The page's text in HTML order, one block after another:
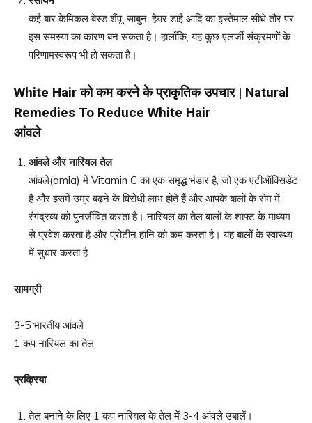
कई बार केमिकल बेस्ड शैंपू, साबुन, हेयर डाई आदि का इस्तेमाल सीधे तौर पर
इस समस्या का कारण बन सकता है। हालाँकि, यह कुछ एलर्जी संक्रमणों के
परिणामस्वरूप भी हो सकता है।
White Hairको कम करने के प्राकृतिक उपचार | Natural
Remedies To Reduce White Hair
आंवले
आंवले और नारियल तेल
आंवले(amla) में Vitamin C का एक समृद्ध भंडार है, जो एक एंटीऑक्सिडेंट
है और इसमें उम्र बढ़ने के विरोधी लाभ होते हैं और आपके बालों के रोम में
रंगद्रव्य को पुनर्जीवित करता है। नारियल का तेल बालों के शाफ्ट के माध्यम
से प्रवेश करता है और प्रोटीन हानि को कम करता है। यह बालों के स्वास्थ्य
में सुधार करता है
सामग्री
3-5 भारतीय आंवले
1 कप नारियल का तेल
प्रक्रिया
तेल बनाने के लिए 1 कप नारियल के तेल में 3-4 आंवले उबालें।